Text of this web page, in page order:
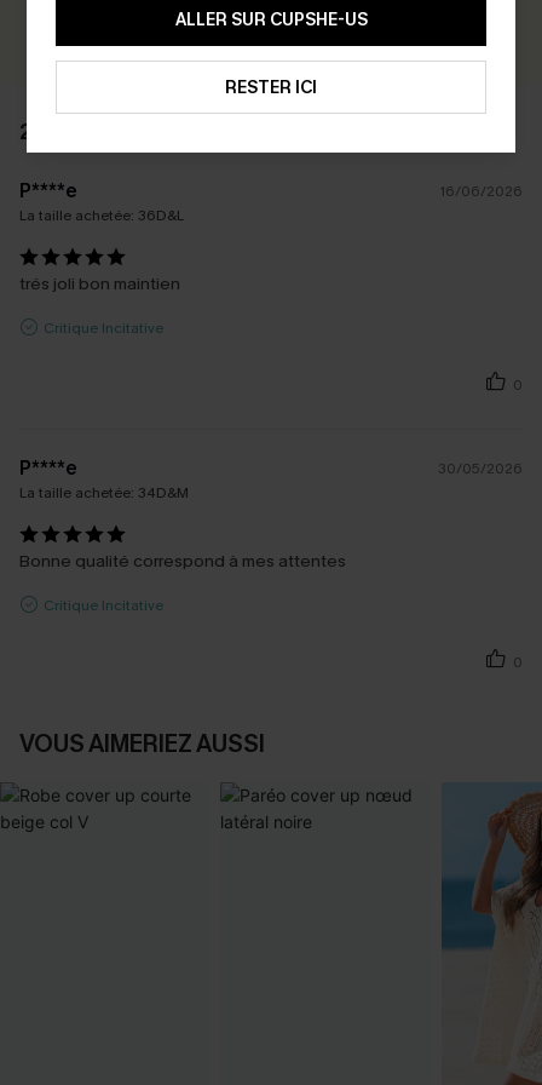
ÉCRIRE UN AVIS
2 AVIS
P****e
16/06/2026
La taille achetée: 36D&L
trés joli bon maintien
Critique Incitative
0
P****e
30/05/2026
La taille achetée: 34D&M
Bonne qualité correspond à mes attentes
Critique Incitative
0
VOUS AIMERIEZ AUSSI
ALLER SUR CUPSHE-US
RESTER ICI